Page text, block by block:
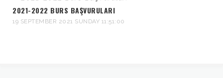
2021-2022 BURS BAŞVURULARI
19 SEPTEMBER 2021 SUNDAY 11:51:00